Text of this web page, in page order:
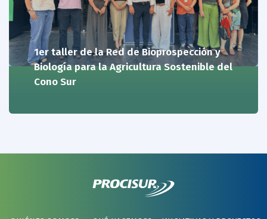
1er taller de la Red de Bioprospección y
Biología para la Agricultura Sostenible del
Cono Sur